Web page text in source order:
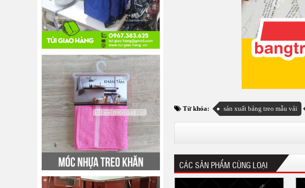
Từ khóa: sản xuất bảng treo mẫu vải
CÁC SẢN PHẨM CÙNG LOẠI